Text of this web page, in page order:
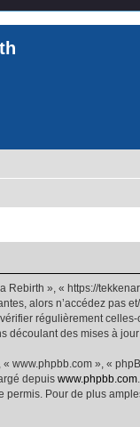
», « https://
alors n’accédez pas
régulièrement
découlant des mises à
», «
depuis www.phpbb.com
Pour de plus